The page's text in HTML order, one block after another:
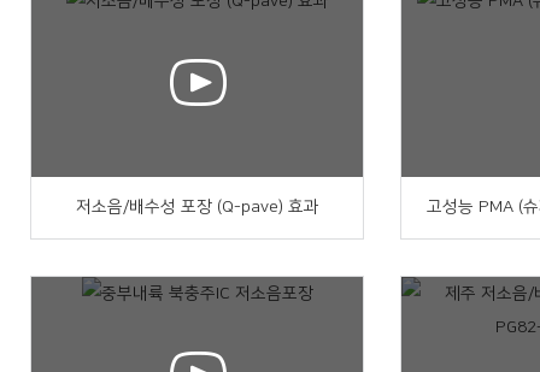
저소음/배수성 포장 (Q-pave) 효과 고성능 PMA (